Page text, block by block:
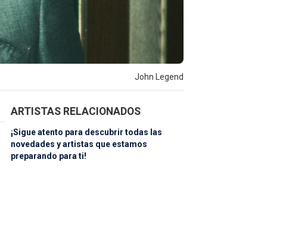
John Legend
ARTISTAS RELACIONADOS
¡Sigue atento para descubrir todas las
novedades y artistas que estamos
preparando para ti!